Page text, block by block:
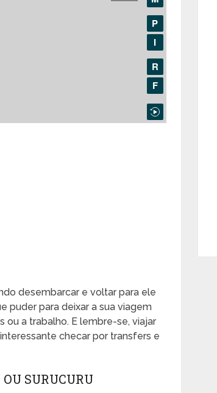
desembarcar e voltar para ele
puder para deixar a sua viagem
ou a trabalho. E lembre-se, viajar
checar por transfers e
SURUCURU